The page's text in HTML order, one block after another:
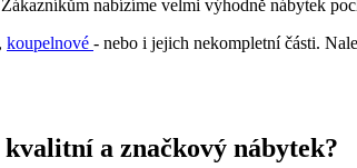
nabízíme velmi výhodně nábytek
koupelnové - nebo i jejich nekompletní části.
a značkový nábytek?